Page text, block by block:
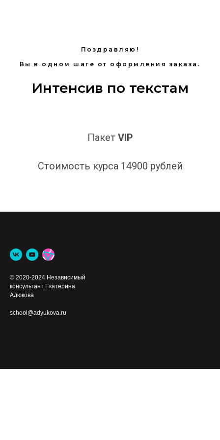
Поздравляю!
Вы в одном шаге от оформления заказа.
Интенсив по текстам
Пакет VIP
Стоимость курса 14900 рублей
© 2020-2024 Независимый
консультант Екатерина
Адюкова
school@adyukova.ru